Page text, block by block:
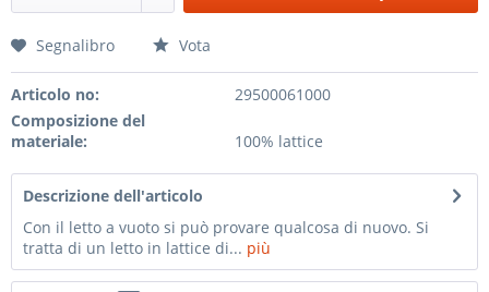
Segnalibro Vota
Articolo no:
29500061000
Composizione del
materiale:
100% lattice
Descrizione dell'articolo
Con il letto a vuoto si può provare qualcosa di nuovo. Si
tratta di un letto in lattice di... più